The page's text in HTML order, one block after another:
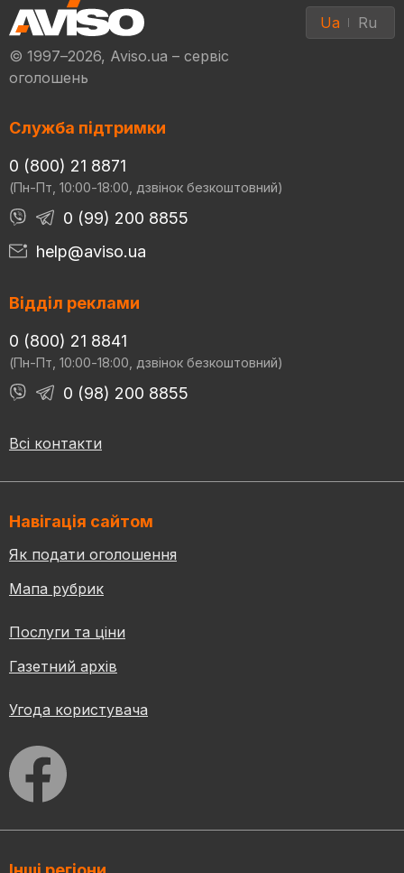
© 1997–2026, Aviso.ua – сервіс
оголошень
Ua Ru
Служба підтримки
0 (800) 21 8871
(Пн-Пт, 10:00-18:00, дзвінок безкоштовний)
0 (99) 200 8855
help@aviso.ua
Відділ реклами
0 (800) 21 8841
(Пн-Пт, 10:00-18:00, дзвінок безкоштовний)
0 (98) 200 8855
Всі контакти
Навігація сайтом
Як подати оголошення
Мапа рубрик
Послуги та ціни
Газетний архів
Угода користувача